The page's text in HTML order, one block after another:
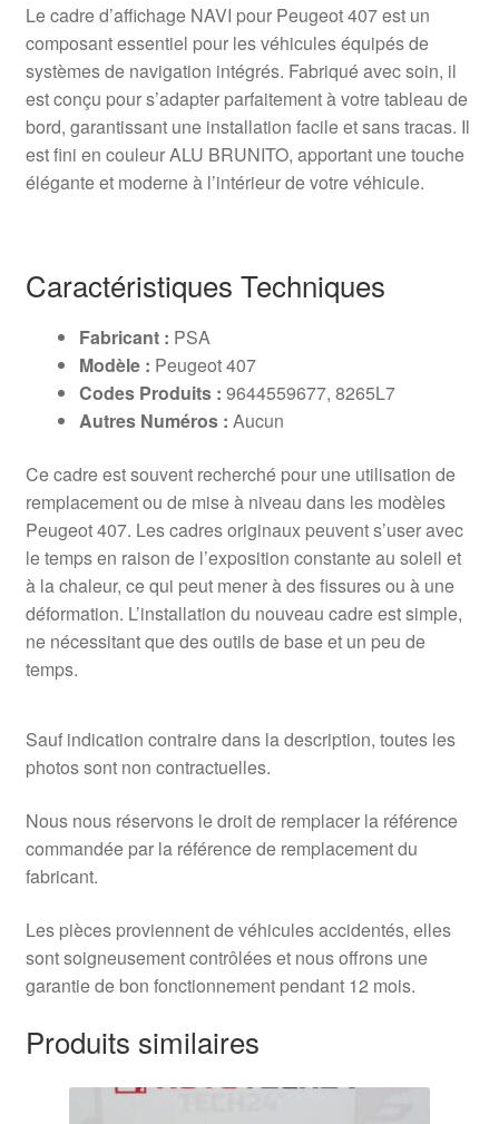
Le cadre d’affichage NAVI pour Peugeot 407 est un
composant essentiel pour les véhicules équipés de
systèmes de navigation intégrés. Fabriqué avec soin, il
est conçu pour s’adapter parfaitement à votre tableau de
bord, garantissant une installation facile et sans tracas. Il
est fini en couleur ALU BRUNITO, apportant une touche
élégante et moderne à l’intérieur de votre véhicule.
Caractéristiques Techniques
Fabricant : PSA
Modèle : Peugeot 407
Codes Produits : 9644559677, 8265L7
Autres Numéros : Aucun
Ce cadre est souvent recherché pour une utilisation de
remplacement ou de mise à niveau dans les modèles
Peugeot 407. Les cadres originaux peuvent s’user avec
le temps en raison de l’exposition constante au soleil et
à la chaleur, ce qui peut mener à des fissures ou à une
déformation. L’installation du nouveau cadre est simple,
ne nécessitant que des outils de base et un peu de
temps.
Sauf indication contraire dans la description, toutes les
photos sont non contractuelles.
Nous nous réservons le droit de remplacer la référence
commandée par la référence de remplacement du
fabricant.
Les pièces proviennent de véhicules accidentés, elles
sont soigneusement contrôlées et nous offrons une
garantie de bon fonctionnement pendant 12 mois.
Produits similaires